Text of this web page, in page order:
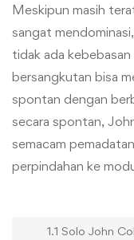
Meskipun masih
sangat
tidak ada
bersangkutan bisa
spontan dengan
secara spontan,
semacam
perpindahan ke
1.1 Solo John